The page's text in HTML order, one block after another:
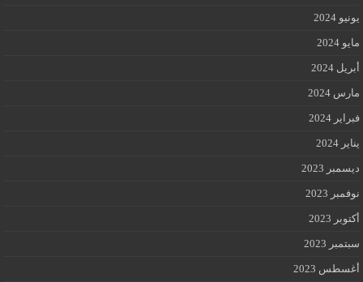
يونيو 2024
مايو 2024
أبريل 2024
مارس 2024
فبراير 2024
يناير 2024
ديسمبر 2023
نوفمبر 2023
أكتوبر 2023
سبتمبر 2023
أغسطس 2023